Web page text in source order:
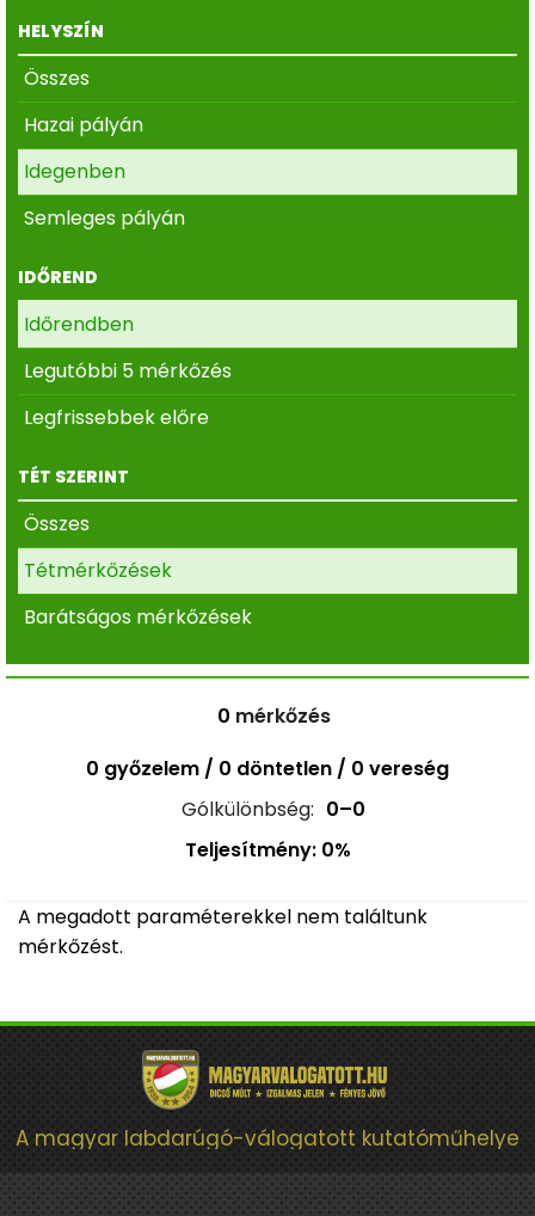
HELYSZÍN
Összes
Hazai pályán
Idegenben
Semleges pályán
IDŐREND
Időrendben
Legutóbbi 5 mérkőzés
Legfrissebbek előre
TÉT SZERINT
Összes
Tétmérkőzések
Barátságos mérkőzések
0 mérkőzés
0 győzelem / 0 döntetlen / 0 vereség
Gólkülönbség: 0–0
Teljesítmény: 0%
A megadott paraméterekkel nem találtunk
mérkőzést.
A magyar labdarúgó-válogatott kutatóműhelye